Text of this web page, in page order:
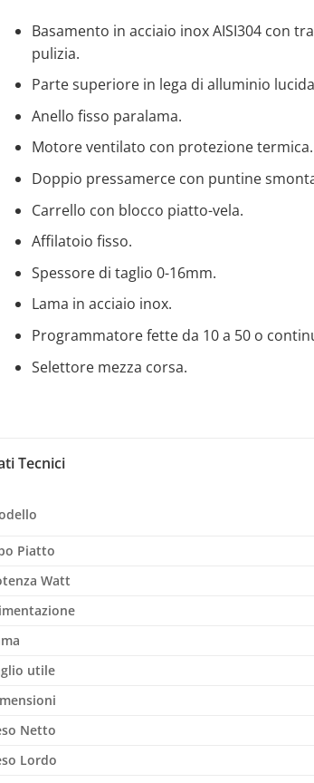
Basamento in acciaio inox AISI304 con
pulizia.
Parte superiore in lega di alluminio
Anello fisso paralama.
Motore ventilato con protezione termica.
Doppio pressamerce con puntine
Carrello con blocco piatto-vela.
Affilatoio fisso.
Spessore di taglio 0-16mm.
Lama in acciaio inox.
Programmatore fette da 10 a 50 o
Selettore mezza corsa.
Tecnici
Piatto
Watt
utile
Netto
Lordo